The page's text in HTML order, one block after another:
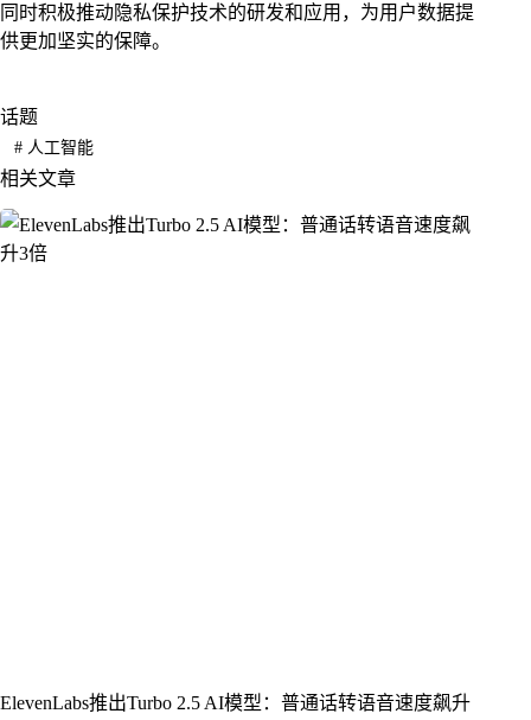
同时积极推动隐私保护技术的研发和应用，为用户数据提
供更加坚实的保障。
话题
#人工智能
相关文章
ElevenLabs推出Turbo 2.5 AI模型：普通话转语音速度飙升